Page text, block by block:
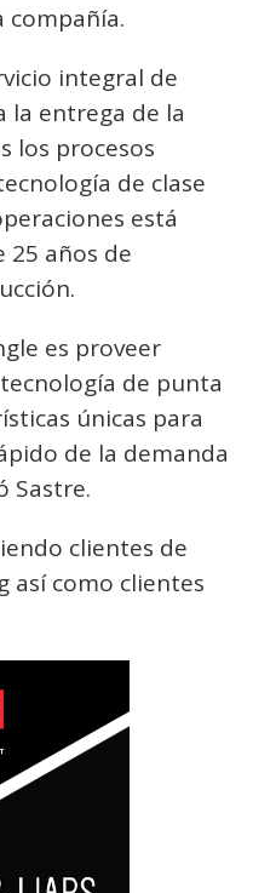
compañía.
integral de
la entrega de la
los procesos
de clase
está
25 años de
es proveer
de punta
únicas para
de la demanda
Sastre.
clientes de
así como clientes